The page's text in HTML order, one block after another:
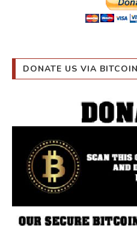
DONATE US VIA